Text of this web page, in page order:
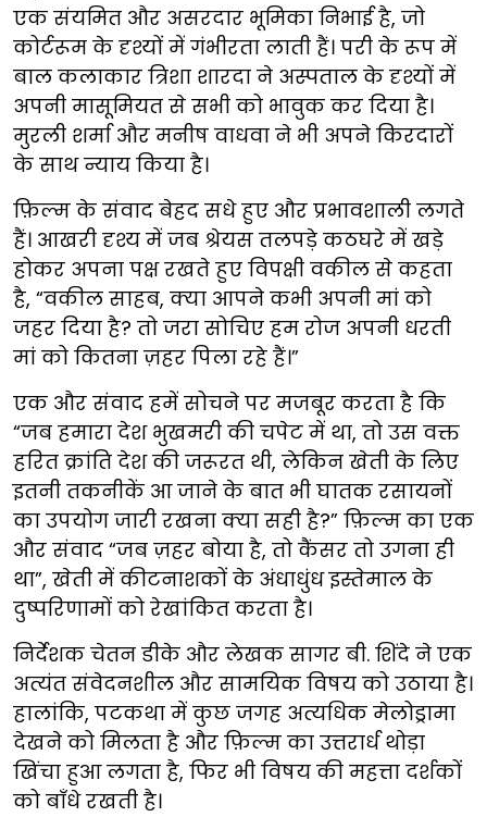
एक संयमित और असरदार भूमिका निभाई है, जो
कोर्टरूम के दृश्यों में गंभीरता लाती हैं। परी के रूप में
बाल कलाकार त्रिशा शारदा ने अस्पताल के दृश्यों में
अपनी मासूमियत से सभी को भावुक कर दिया है।
मुरली शर्मा और मनीष वाधवा ने भी अपने किरदारों
के साथ न्याय किया है।
फ़िल्म के संवाद बेहद सधे हुए और प्रभावशाली लगते
हैं। आखरी दृश्य में जब श्रेयस तलपड़े कठघरे में खड़े
होकर अपना पक्ष रखते हुए विपक्षी वकील से कहता
है, “वकील साहब, क्या आपने कभी अपनी मां को
जहर दिया है? तो जरा सोचिए हम रोज अपनी धरती
मां को कितना ज़हर पिला रहे हैं।”
एक और संवाद हमें सोचने पर मजबूर करता है कि
“जब हमारा देश भुखमरी की चपेट में था, तो उस वक्त
हरित क्रांति देश की जरूरत थी, लेकिन खेती के लिए
इतनी तकनीकें आ जाने के बात भी घातक रसायनों
का उपयोग जारी रखना क्या सही है?” फ़िल्म का एक
और संवाद “जब ज़हर बोया है, तो कैंसर तो उगना ही
था”, खेती में कीटनाशकों के अंधाधुंध इस्तेमाल के
दुष्परिणामों को रेखांकित करता है।
निर्देशक चेतन डीके और लेखक सागर बी. शिंदे ने एक
अत्यंत संवेदनशील और सामयिक विषय को उठाया है।
हालांकि, पटकथा में कुछ जगह अत्यधिक मेलोड्रामा
देखने को मिलता है और फ़िल्म का उत्तरार्ध थोड़ा
खिंचा हुआ लगता है, फिर भी विषय की महत्ता दर्शकों
को बाँधे रखती है।